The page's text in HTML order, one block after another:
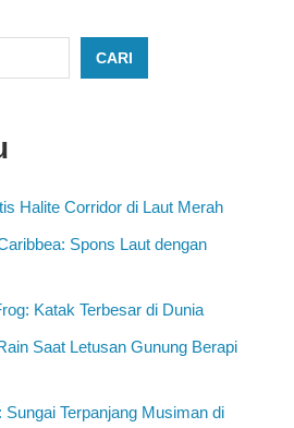
CARI
Halite Corridor di Laut Merah
Spons Laut dengan
Katak Terbesar di Dunia
Saat Letusan Gunung Berapi
Terpanjang Musiman di